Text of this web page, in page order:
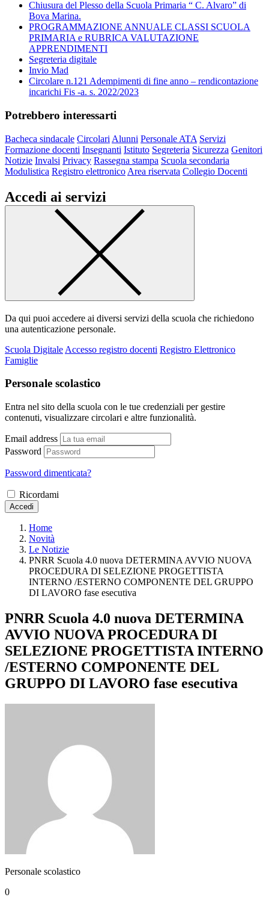
Chiusura del Plesso della Scuola Primaria “ C. Alvaro” di
Bova Marina.
PROGRAMMAZIONE ANNUALE CLASSI SCUOLA
PRIMARIA e RUBRICA VALUTAZIONE
APPRENDIMENTI
Segreteria digitale
Invio Mad
Circolare n.121 Adempimenti di fine anno – rendicontazione
incarichi Fis -a. s. 2022/2023
Potrebbero interessarti
Bacheca sindacale Circolari Alunni Personale ATA Servizi
Formazione docenti Insegnanti Istituto Segreteria Sicurezza Genitori
Notizie Invalsi Privacy Rassegna stampa Scuola secondaria
Modulistica Registro elettronico Area riservata Collegio Docenti
Accedi ai servizi
Da qui puoi accedere ai diversi servizi della scuola che richiedono
una autenticazione personale.
Scuola Digitale Accesso registro docenti Registro Elettronico
Famiglie
Personale scolastico
Entra nel sito della scuola con le tue credenziali per gestire
contenuti, visualizzare circolari e altre funzionalità.
Email address
Password
Password dimenticata?
Ricordami
Accedi
Home
Novità
Le Notizie
PNRR Scuola 4.0 nuova DETERMINA AVVIO NUOVA
PROCEDURA DI SELEZIONE PROGETTISTA
INTERNO /ESTERNO COMPONENTE DEL GRUPPO
DI LAVORO fase esecutiva
PNRR Scuola 4.0 nuova DETERMINA
AVVIO NUOVA PROCEDURA DI
SELEZIONE PROGETTISTA INTERNO
/ESTERNO COMPONENTE DEL
GRUPPO DI LAVORO fase esecutiva
Personale scolastico
0